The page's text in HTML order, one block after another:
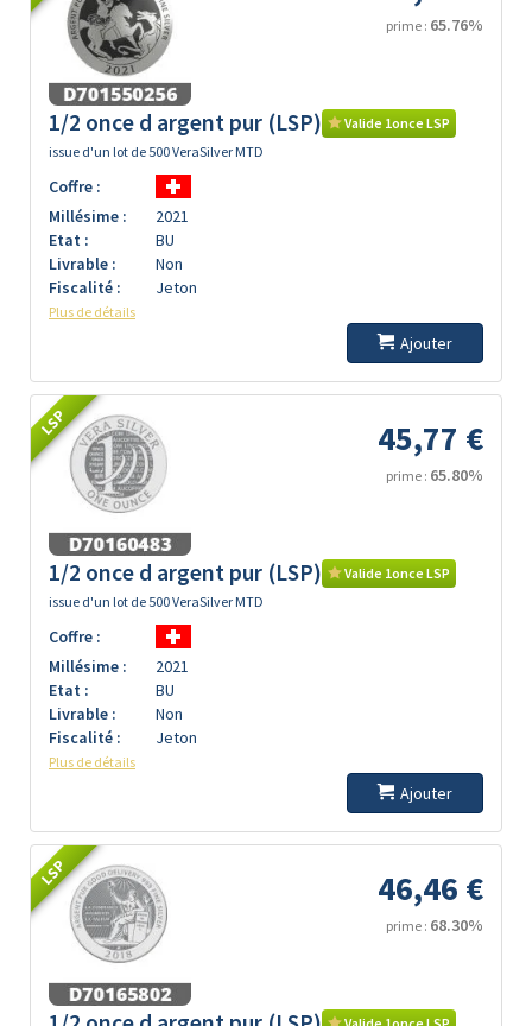
prime : 65.76%
1/2 once d argent pur (LSP)
Valide 1once LSP
issue d'un lot de 500 VeraSilver MTD
Coffre :
Millésime :
2021
Etat :
BU
Livrable :
Non
Fiscalité :
Jeton
Plus de détails
Ajouter
LSP 45,77 €
prime : 65.80%
1/2 once d argent pur (LSP)
Valide 1once LSP
issue d'un lot de 500 VeraSilver MTD
Coffre :
Millésime :
2021
Etat :
BU
Livrable :
Non
Fiscalité :
Jeton
Plus de détails
Ajouter
LSP 46,46 €
prime : 68.30%